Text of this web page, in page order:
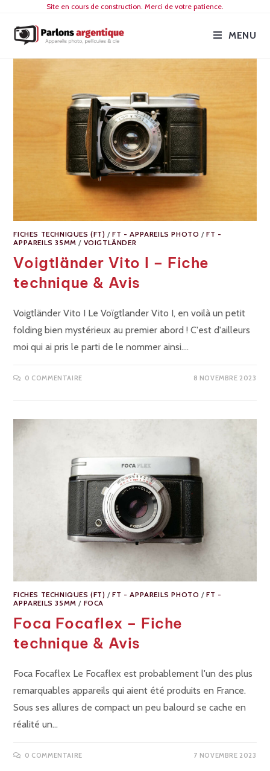
Site en cours de construction. Merci de votre patience.
MENU
FICHES TECHNIQUES (FT) /FT - APPAREILS PHOTO /FT -
APPAREILS 35MM / VOIGTLÄNDER
Voigtländer Vito I – Fiche
technique & Avis
Voigtländer Vito I Le Voïgtlander Vito I, en voilà un petit
folding bien mystérieux au premier abord ! C'est d'ailleurs
moi qui ai pris le parti de le nommer ainsi.…
0 COMMENTAIRE 8 NOVEMBRE 2023
FICHES TECHNIQUES (FT) /FT - APPAREILS PHOTO /FT -
APPAREILS 35MM / FOCA
Foca Focaflex – Fiche
technique & Avis
Foca Focaflex Le Focaflex est probablement l'un des plus
remarquables appareils qui aient été produits en France.
Sous ses allures de compact un peu balourd se cache en
réalité un…
0 COMMENTAIRE 7 NOVEMBRE 2023